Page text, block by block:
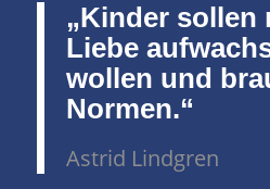
„Kinder sollen
Liebe
wollen und
Normen.“
Astrid Lindgren